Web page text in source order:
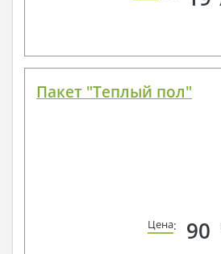
Пакет "Теплый пол"
Цена: 90